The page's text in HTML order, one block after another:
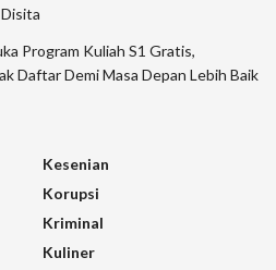
Program Kuliah S1 Gratis,
Daftar Demi Masa Depan Lebih Baik
Kesenian
Korupsi
Kriminal
Kuliner